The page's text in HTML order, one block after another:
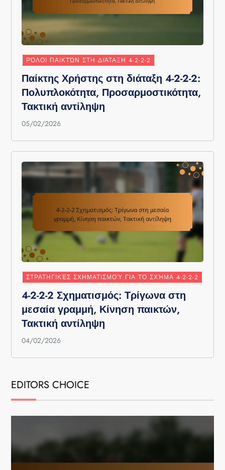
ΡΌΛΟΙ ΠΑΙΚΤΏΝ ΣΤΗ ΔΙΆΤΑΞΗ 4-2-2-2
Παίκτης Χρήστης στη διάταξη 4-2-2-2:
Πολυπλοκότητα, Προσαρμοστικότητα,
Τακτική αντίληψη
05/02/2026
ΣΤΡΑΤΗΓΙΚΈΣ ΣΧΗΜΑΤΙΣΜΟΎ ΓΙΑ ΤΟ ΣΧΉΜΑ 4-2-2-2
4-2-2-2 Σχηματισμός: Τρίγωνα στη
μεσαία γραμμή, Κίνηση παικτών,
Τακτική αντίληψη
04/02/2026
EDITORS CHOICE